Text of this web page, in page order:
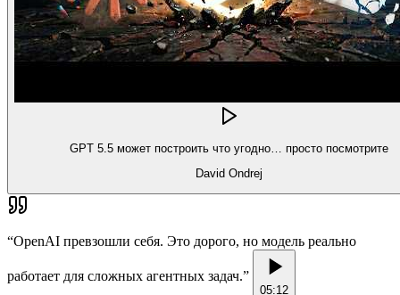
GPT 5.5 может построить что угодно… просто посмотрите
David Ondrej
“OpenAI превзошли себя. Это дорого, но модель реально
работает для сложных агентных задач.”
05:12